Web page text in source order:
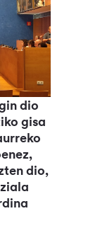
dio
gisa
dio,